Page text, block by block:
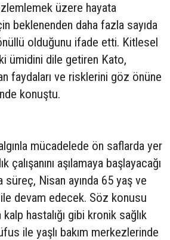
üzere hayata
beklenenden daha fazla sayıda
olduğunu ifade etti. Kitlesel
ümidini dile getiren Kato,
faydaları ve risklerini göz önüne
konuştu.
mücadelede ön saflarda yer
çalışanını aşılamaya başlayacağı
süreç, Nisan ayında 65 yaş ve
devam edecek. Söz konusu
hastalığı gibi kronik sağlık
ile yaşlı bakım merkezlerinde